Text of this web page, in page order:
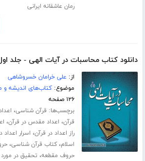
رمان عاشقانه ایرانی
دانلود کتاب محاسبات در آیات الهی - جلد
از: علی خرامان خسروشاهی
موضوع:کتاب‌های اندیشه
۱۲۶ صفحه
برچسب‌ها: قرآن شناسی،
قرآن، اعداد مقدس در قرآن،
راز اعداد در قرآن، اسرار اعداد
اسلام،کتاب قرآن شناسی،
حروف مقطعه، تحقیق در